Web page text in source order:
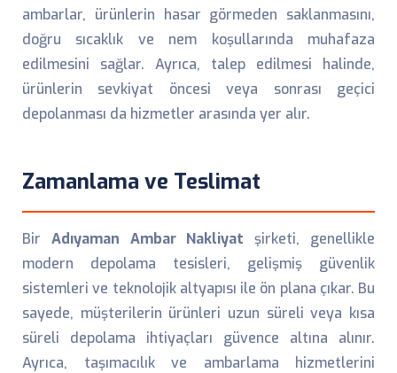
ambarlar, ürünlerin hasar görmeden saklanmasını,
doğru sıcaklık ve nem koşullarında muhafaza
edilmesini sağlar. Ayrıca, talep edilmesi halinde,
ürünlerin sevkiyat öncesi veya sonrası geçici
depolanması da hizmetler arasında yer alır.
Zamanlama ve Teslimat
Bir Adıyaman Ambar Nakliyat şirketi, genellikle
modern depolama tesisleri, gelişmiş güvenlik
sistemleri ve teknolojik altyapısı ile ön plana çıkar. Bu
sayede, müşterilerin ürünleri uzun süreli veya kısa
süreli depolama ihtiyaçları güvence altına alınır.
Ayrıca, taşımacılık ve ambarlama hizmetlerini